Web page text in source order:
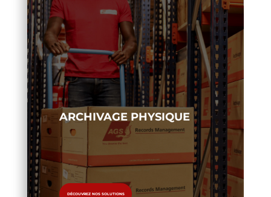
ARCHIVAGE PHYSIQUE
DÉCOUVREZ NOS SOLUTIONS